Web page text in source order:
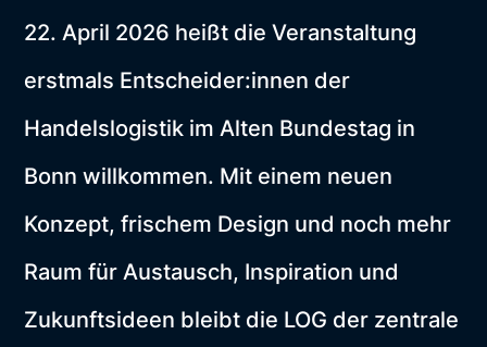
22. April 2026 heißt die Veranstaltung
erstmals Entscheider:innen der
Handelslogistik im Alten Bundestag in
Bonn willkommen. Mit einem neuen
Konzept, frischem Design und noch mehr
Raum für Austausch, Inspiration und
Zukunftsideen bleibt die LOG der zentrale